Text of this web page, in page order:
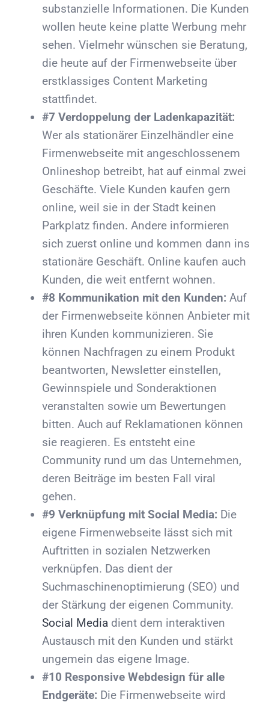
substanzielle Informationen. Die Kunden
wollen heute keine platte Werbung mehr
sehen. Vielmehr wünschen sie Beratung,
die heute auf der Firmenwebseite über
erstklassiges Content Marketing
stattfindet.
#7 Verdoppelung der Ladenkapazität:
Wer als stationärer Einzelhändler eine
Firmenwebseite mit angeschlossenem
Onlineshop betreibt, hat auf einmal zwei
Geschäfte. Viele Kunden kaufen gern
online, weil sie in der Stadt keinen
Parkplatz finden. Andere informieren
sich zuerst online und kommen dann ins
stationäre Geschäft. Online kaufen auch
Kunden, die weit entfernt wohnen.
#8 Kommunikation mit den Kunden: Auf
der Firmenwebseite können Anbieter mit
ihren Kunden kommunizieren. Sie
können Nachfragen zu einem Produkt
beantworten, Newsletter einstellen,
Gewinnspiele und Sonderaktionen
veranstalten sowie um Bewertungen
bitten. Auch auf Reklamationen können
sie reagieren. Es entsteht eine
Community rund um das Unternehmen,
deren Beiträge im besten Fall viral
gehen.
#9 Verknüpfung mit Social Media: Die
eigene Firmenwebseite lässt sich mit
Auftritten in sozialen Netzwerken
verknüpfen. Das dient der
Suchmaschinenoptimierung (SEO) und
der Stärkung der eigenen Community.
Social Media dient dem interaktiven
Austausch mit den Kunden und stärkt
ungemein das eigene Image.
#10 Responsive Webdesign für alle
Endgeräte: Die Firmenwebseite wird